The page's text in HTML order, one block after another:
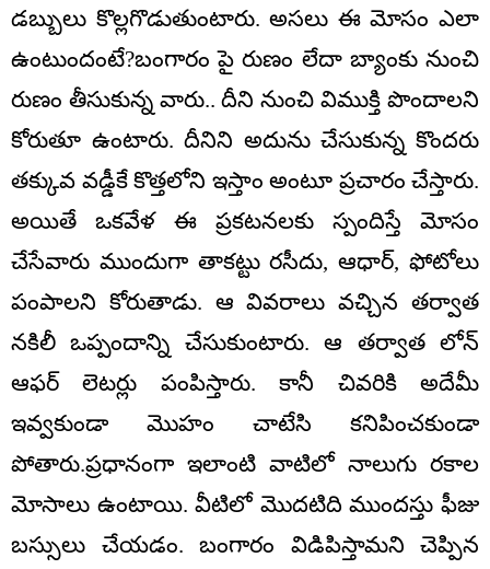
డబ్బులు కొల్లగొడుతుంటారు. అసలు ఈ మోసం ఎలా
ఉంటుందంటే?బంగారం పై రుణం లేదా బ్యాంకు నుంచి
రుణం తీసుకున్న వారు.. దీని నుంచి విముక్తి పొందాలని
కోరుతూ ఉంటారు. దీనిని అదును చేసుకున్న కొందరు
తక్కువ వడ్డీకే కొత్తలోని ఇస్తాం అంటూ ప్రచారం చేస్తారు.
అయితే ఒకవేళ ఈ ప్రకటనలకు స్పందిస్తే మోసం
చేసేవారు ముందుగా తాకట్టు రసీదు, ఆధార్, ఫోటోలు
పంపాలని కోరుతాడు. ఆ వివరాలు వచ్చిన తర్వాత
నకిలీ ఒప్పందాన్ని చేసుకుంటారు. ఆ తర్వాత లోన్
ఆఫర్ లెటర్లు పంపిస్తారు. కానీ చివరికి అదేమీ
ఇవ్వకుండా మొహం చాటేసి కనిపించకుండా
పోతారు.ప్రధానంగా ఇలాంటి వాటిలో నాలుగు రకాల
మోసాలు ఉంటాయి. వీటిలో మొదటిది ముందస్తు ఫీజు
బస్సులు చేయడం. బంగారం విడిపిస్తామని చెప్పిన